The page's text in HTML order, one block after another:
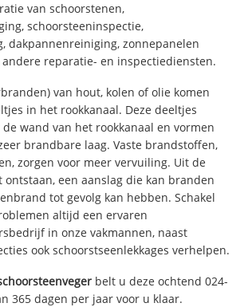
van schoorstenen,
schoorsteeninspectie,
dakpannenreiniging, zonnepanelen
reparatie- en inspectiediensten.
van hout, kolen of olie komen
in het rookkanaal. Deze deeltjes
wand van het rookkanaal en vormen
brandbare laag. Vaste brandstoffen,
zorgen voor meer vervuiling. Uit de
ontstaan, een aanslag die kan branden
tot gevolg kan hebben. Schakel
altijd een ervaren
in onze vakmannen, naast
ook schoorstseenlekkages verhelpen.
belt u deze ochtend 024-
365 dagen per jaar voor u klaar.